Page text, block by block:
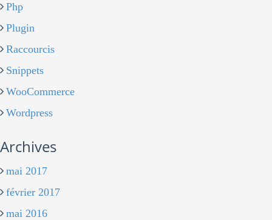
Php
Plugin
Raccourcis
Snippets
WooCommerce
Wordpress
Archives
mai 2017
février 2017
mai 2016